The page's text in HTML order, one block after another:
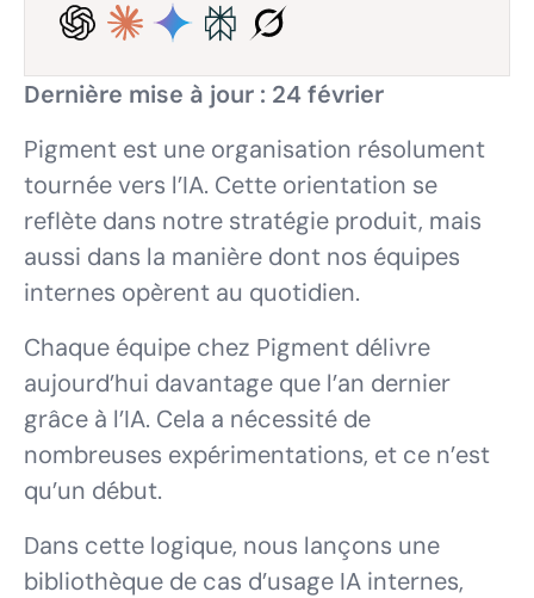
Dernière mise à jour : 24 février
Pigment est une organisation résolument
tournée vers l’IA. Cette orientation se
reflète dans notre stratégie produit, mais
aussi dans la manière dont nos équipes
internes opèrent au quotidien.
Chaque équipe chez Pigment délivre
aujourd’hui davantage que l’an dernier
grâce à l’IA. Cela a nécessité de
nombreuses expérimentations, et ce n’est
qu’un début.
Dans cette logique, nous lançons une
bibliothèque de cas d’usage IA internes,